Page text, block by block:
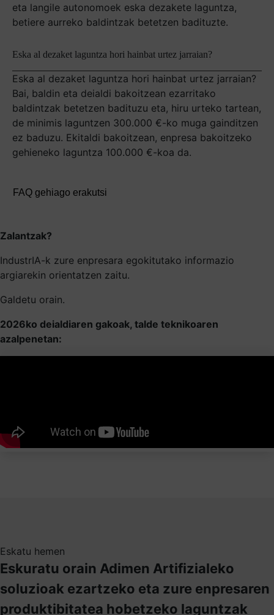
eta langile autonomoek eska dezakete laguntza,
betiere aurreko baldintzak betetzen badituzte.
Eska al dezaket laguntza hori hainbat urtez jarraian?
Eska al dezaket laguntza hori hainbat urtez jarraian?
Bai, baldin eta deialdi bakoitzean ezarritako
baldintzak betetzen badituzu eta, hiru urteko tartean,
de minimis laguntzen 300.000 €-ko muga gainditzen
ez baduzu. Ekitaldi bakoitzean, enpresa bakoitzeko
gehieneko laguntza 100.000 €-koa da.
FAQ gehiago erakutsi
Zalantzak?
IndustrIA-k zure enpresara egokitutako informazio
argiarekin orientatzen zaitu.
Galdetu orain.
2026ko deialdiaren gakoak, talde teknikoaren
azalpenetan:
Eskatu hemen
Eskuratu orain Adimen Artifizialeko
soluzioak ezartzeko eta zure enpresaren
produktibitatea hobetzeko laguntzak